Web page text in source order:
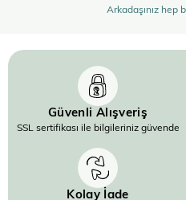
Arkadaşınız hep
Güvenli Alışveriş
SSL sertifikası ile bilgileriniz güvende
Kolay İade